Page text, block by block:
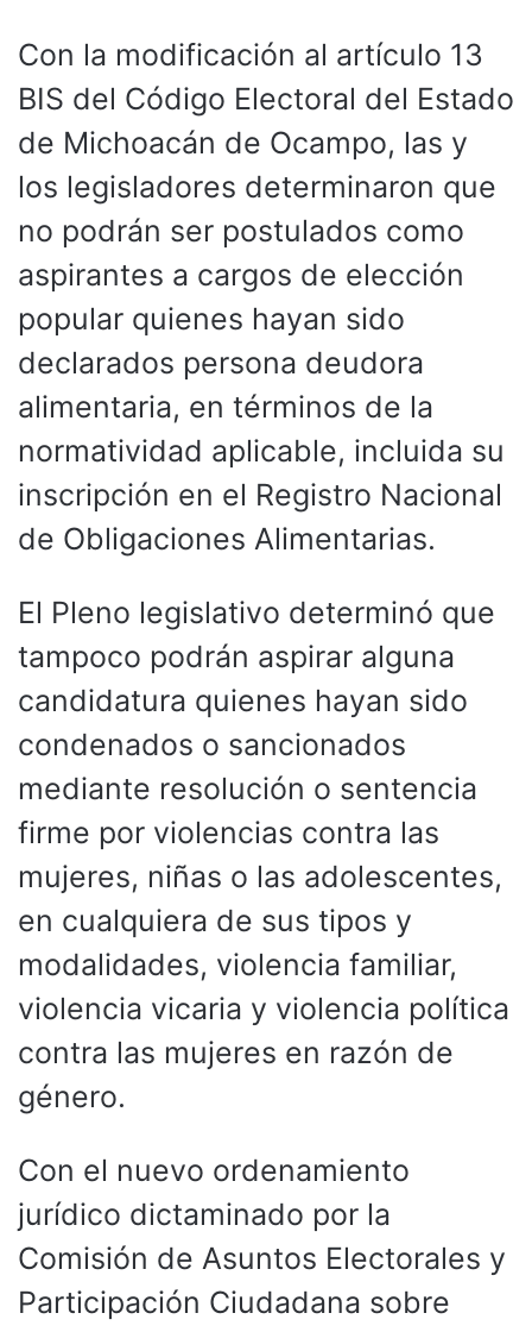
Con la modificación al artículo 13
BIS del Código Electoral del Estado
de Michoacán de Ocampo, las y
los legisladores determinaron que
no podrán ser postulados como
aspirantes a cargos de elección
popular quienes hayan sido
declarados persona deudora
alimentaria, en términos de la
normatividad aplicable, incluida su
inscripción en el Registro Nacional
de Obligaciones Alimentarias.
El Pleno legislativo determinó que
tampoco podrán aspirar alguna
candidatura quienes hayan sido
condenados o sancionados
mediante resolución o sentencia
firme por violencias contra las
mujeres, niñas o las adolescentes,
en cualquiera de sus tipos y
modalidades, violencia familiar,
violencia vicaria y violencia política
contra las mujeres en razón de
género.
Con el nuevo ordenamiento
jurídico dictaminado por la
Comisión de Asuntos Electorales y
Participación Ciudadana sobre